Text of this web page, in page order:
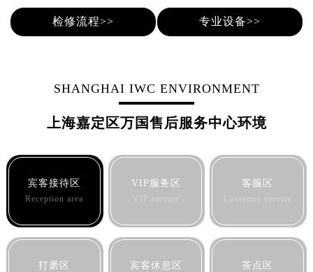
检修流程>> 专业设备>>
SHANGHAI IWC ENVIRONMENT
上海嘉定区万国售后服务中心环境
宾客接待区
Reception area
VIP服务区
VIP service
客服区
Customer service
打磨区 宾客休息区 茶点区